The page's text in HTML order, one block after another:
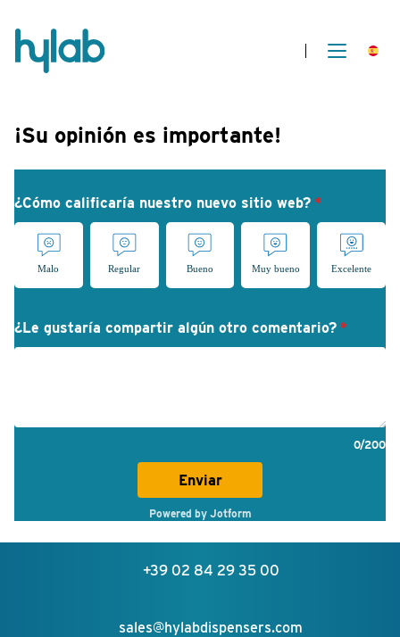
¡Su opinión es importante!
+39 02 84 29 35 00
sales@hylabdispensers.com